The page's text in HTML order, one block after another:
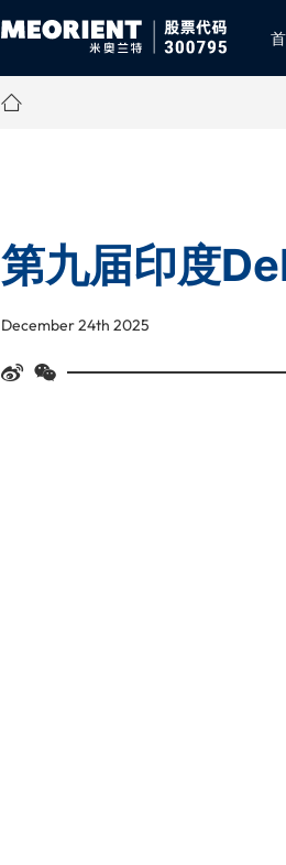
第九届印度
December 24th 2025